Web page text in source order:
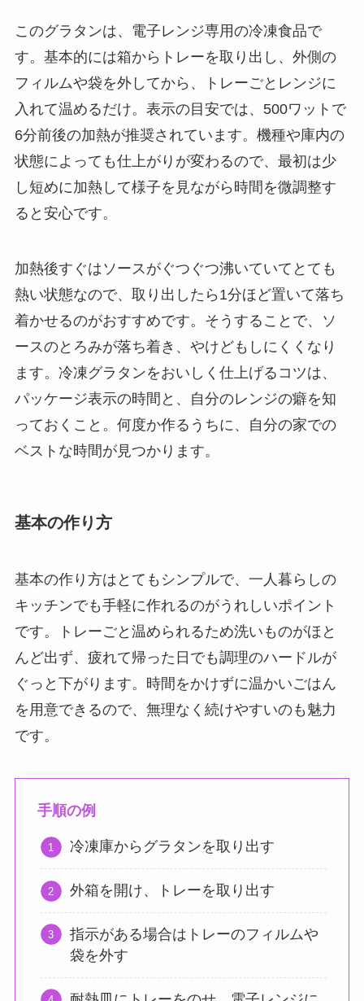
このグラタンは、電子レンジ専用の冷凍食品で
す。基本的には箱からトレーを取り出し、外側の
フィルムや袋を外してから、トレーごとレンジに
入れて温めるだけ。表示の目安では、500ワットで
6分前後の加熱が推奨されています。機種や庫内の
状態によっても仕上がりが変わるので、最初は少
し短めに加熱して様子を見ながら時間を微調整す
ると安心です。
加熱後すぐはソースがぐつぐつ沸いていてとても
熱い状態なので、取り出したら1分ほど置いて落ち
着かせるのがおすすめです。そうすることで、ソ
ースのとろみが落ち着き、やけどもしにくくなり
ます。冷凍グラタンをおいしく仕上げるコツは、
パッケージ表示の時間と、自分のレンジの癖を知
っておくこと。何度か作るうちに、自分の家での
ベストな時間が見つかります。
基本の作り方
基本の作り方はとてもシンプルで、一人暮らしの
キッチンでも手軽に作れるのがうれしいポイント
です。トレーごと温められるため洗いものがほと
んど出ず、疲れて帰った日でも調理のハードルが
ぐっと下がります。時間をかけずに温かいごはん
を用意できるので、無理なく続けやすいのも魅力
です。
手順の例
冷凍庫からグラタンを取り出す
外箱を開け、トレーを取り出す
指示がある場合はトレーのフィルムや
袋を外す